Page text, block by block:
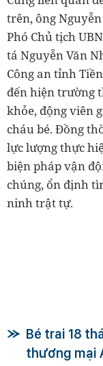
trên, ông
Phó Chủ tịch
tá Nguyễn Văn
Công an tỉnh
đến hiện trường
khỏe, động viên
cháu bé. Đồng
lực lượng thực
biện pháp vận
chúng, ổn định
ninh trật tự.
Bé trai 18
thương mại